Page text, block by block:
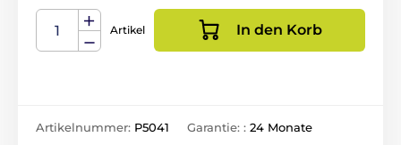
Artikel In den Korb
Artikelnummer: P5041 Garantie: : 24 Monate